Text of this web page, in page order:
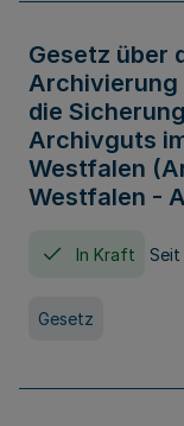
Gesetz über
Archivierung
die
Archivguts
Westfalen
Westfalen -
In Kraft Seit
Gesetz